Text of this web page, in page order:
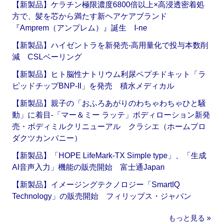
【新製品】ケラチン極限濃度6800倍以上×高浸透密着処
方で、髪を芯から満たす新ヘアケアブランド
『Amprem（アンプレム）』誕生 I-ne
【新製品】ハイゼントラを新発売‐高用量化で投与本数削
減 CSLベーリング
【新製品】ヒト脳性ナトリウム利尿ペプチドキット「ラ
ピッドチップBNP-II」を発売 積水メディカル
【新製品】親子の「おふろあがりのわちゃわちゃひと騒
動」に着目‐「マー＆ミー ラッテ」ボディローション新発
売・ボディミルクリニューアル クラシエ（ホームプロ
ダクツカンパニー）
【新製品】「HOPE LifeMark-TX Simple type」、「生成
AI音声入力」機能の販売開始 富士通Japan
【新製品】イメージングテクノロジー「SmartIQ
Technology」の販売開始 フィリップス・ジャパン
もっと見る »